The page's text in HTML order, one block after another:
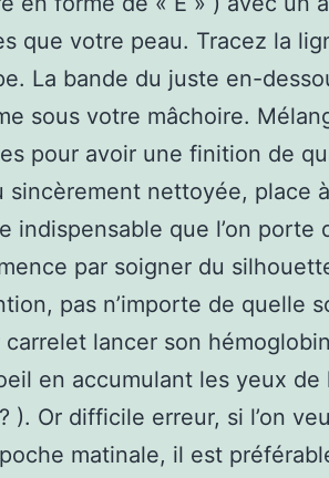
que votre peau. Tracez la
La bande du juste en-
sous votre mâchoire.
pour avoir une finition de
sincèrement nettoyée, place
indispensable que l’on porte
par soigner du
pas n’importe de quelle
carrelet lancer son
en accumulant les yeux de
). Or difficile erreur, si l’on
matinale, il est